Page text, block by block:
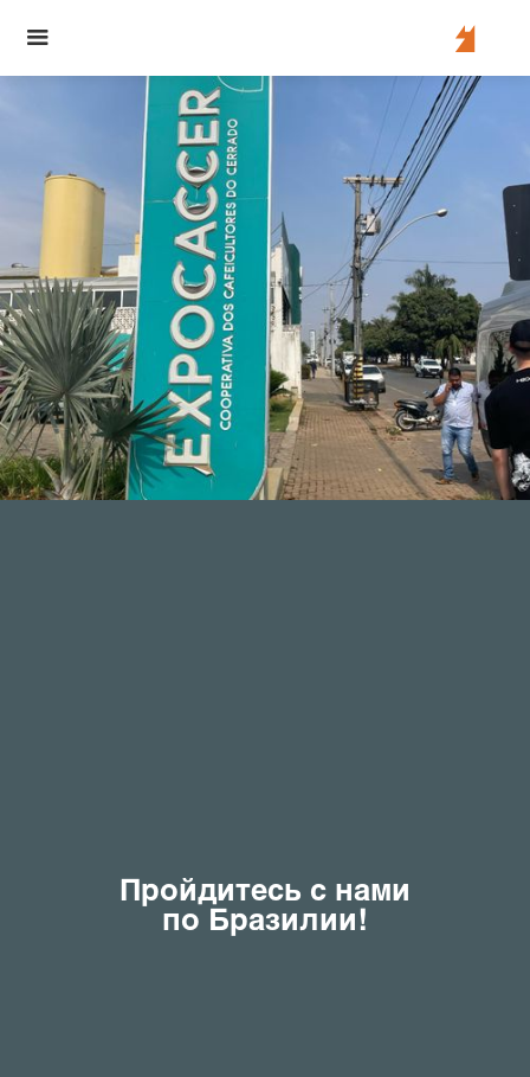
Пройдитесь с нами
по Бразилии!